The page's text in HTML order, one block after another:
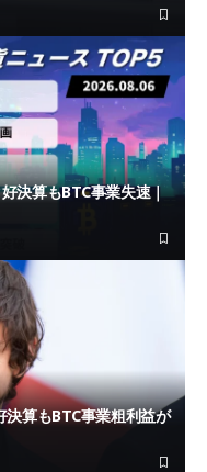
決算もBTC事業失速｜
決算もBTC事業粗利益が